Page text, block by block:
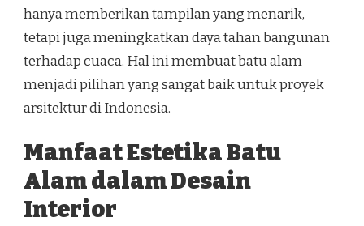
hanya memberikan tampilan yang menarik,
tetapi juga meningkatkan daya tahan bangunan
terhadap cuaca. Hal ini membuat batu alam
menjadi pilihan yang sangat baik untuk proyek
arsitektur di Indonesia.
Manfaat Estetika Batu
Alam dalam Desain
Interior